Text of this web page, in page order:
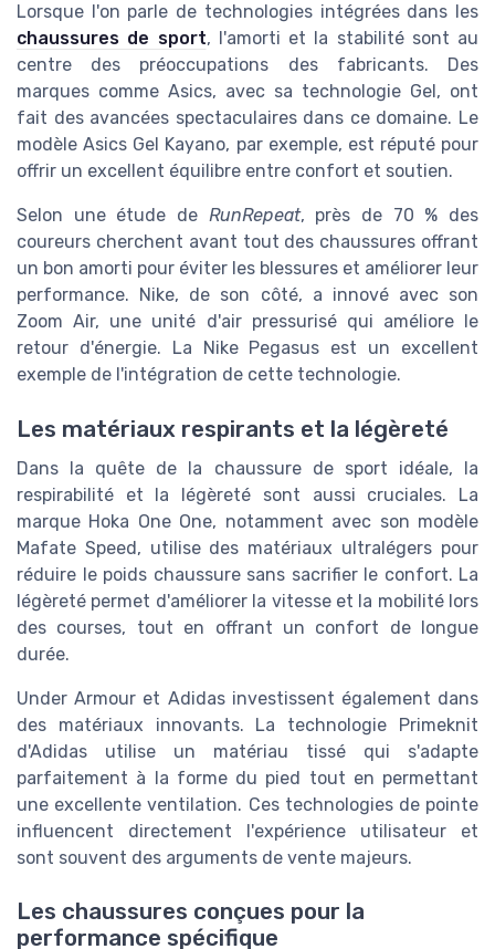
Lorsque l'on parle de technologies intégrées dans les
chaussures de sport, l'amorti et la stabilité sont au
centre des préoccupations des fabricants. Des
marques comme Asics, avec sa technologie Gel, ont
fait des avancées spectaculaires dans ce domaine. Le
modèle Asics Gel Kayano, par exemple, est réputé pour
offrir un excellent équilibre entre confort et soutien.
Selon une étude de RunRepeat, près de 70 % des
coureurs cherchent avant tout des chaussures offrant
un bon amorti pour éviter les blessures et améliorer leur
performance. Nike, de son côté, a innové avec son
Zoom Air, une unité d'air pressurisé qui améliore le
retour d'énergie. La Nike Pegasus est un excellent
exemple de l'intégration de cette technologie.
Les matériaux respirants et la légèreté
Dans la quête de la chaussure de sport idéale, la
respirabilité et la légèreté sont aussi cruciales. La
marque Hoka One One, notamment avec son modèle
Mafate Speed, utilise des matériaux ultralégers pour
réduire le poids chaussure sans sacrifier le confort. La
légèreté permet d'améliorer la vitesse et la mobilité lors
des courses, tout en offrant un confort de longue
durée.
Under Armour et Adidas investissent également dans
des matériaux innovants. La technologie Primeknit
d'Adidas utilise un matériau tissé qui s'adapte
parfaitement à la forme du pied tout en permettant
une excellente ventilation. Ces technologies de pointe
influencent directement l'expérience utilisateur et
sont souvent des arguments de vente majeurs.
Les chaussures conçues pour la
performance spécifique